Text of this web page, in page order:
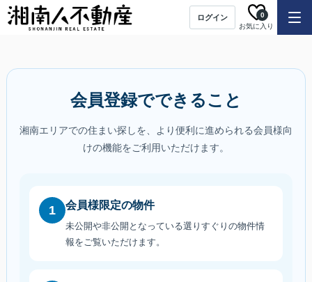
ログイン
お気に入り
0
会員登録でできること
湘南エリアでの住まい探しを、より便利に進められる会員様向
けの機能をご利用いただけます。
1 会員様限定の物件
未公開や非公開となっている選りすぐりの物件情
報をご覧いただけます。